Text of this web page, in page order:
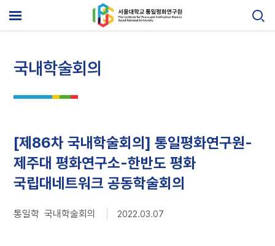
to
content
기
국내학술회의
[제86차 국내학술회의] 통일평화연구원-
제주대 평화연구소-한반도 평화
국립대네트워크 공동학술회의
통일학 국내학술회의 2022.03.07